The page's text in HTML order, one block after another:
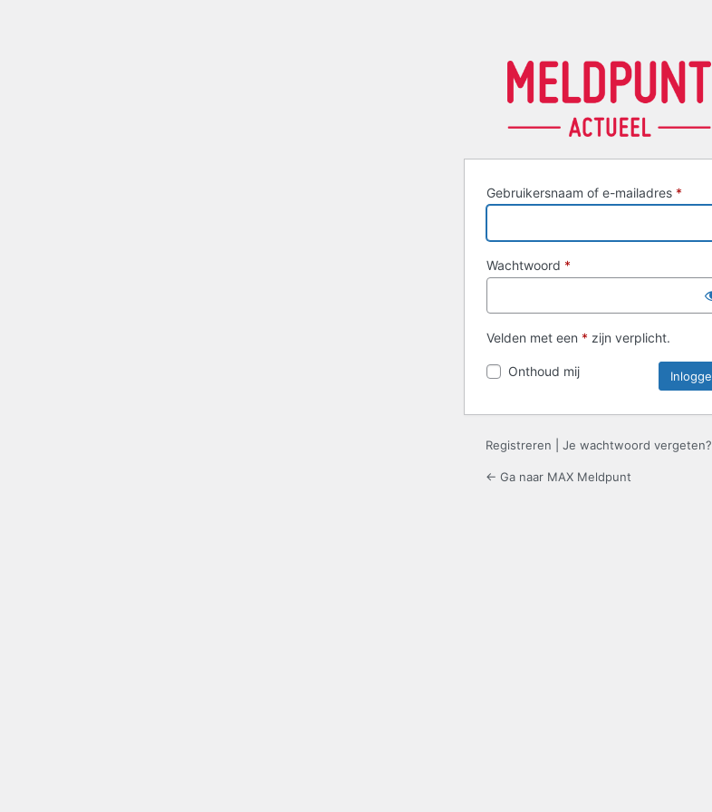
Gebruikersnaam of e-mailadres *
Wachtwoord *
Velden met een * zijn verplicht.
Onthoud mij
Registreren Je wachtwoord vergeten?
← Ga naar MAX Meldpunt